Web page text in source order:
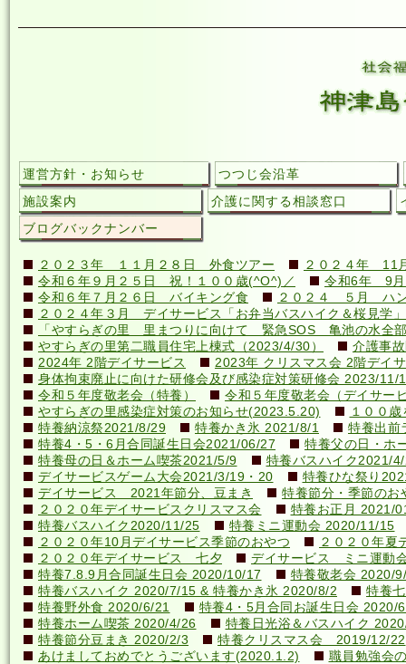
運営方針・お知らせ
つつじ会沿革
施設案内
介護に関する相談窓口
ブログバックナンバー
２０２３年 １１月２８日 外食ツアー
２０２４年 11
令和６年９月２５日 祝！１００歳(^O^)／
令和6年 9
令和６年７月２６日 バイキング食
２０２４ ５月 ハ
２０２４年３月 デイサービス「お弁当バスハイク＆桜見学」
「やすらぎの里 里まつりに向けて 緊急SOS 亀池の水全
やすらぎの里第二職員住宅上棟式（2023/4/30）
介護事
2024年 2階デイサービス
2023年 クリスマス会 2階デイ
身体拘束廃止に向けた研修会及び感染症対策研修会 2023/11/
令和５年度敬老会（特養）
令和５年度敬老会（デイサー
やすらぎの里感染症対策のお知らせ(2023.5.20)
１００
特養納涼祭2021/8/29
特養かき氷 2021/8/1
特養出前
特養4・5・6月合同誕生日会2021/06/27
特養父の日・ホ
特養母の日＆ホーム喫茶2021/5/9
特養バスハイク2021/
デイサービスゲーム大会2021/3/19・20
特養ひな祭り
デイサービス 2021年節分、豆まき
特養節分・季節の
２０２０年デイサービスクリスマス会
特養お正月 2021/
特養バスハイク2020/11/25
特養ミニ運動会 2020/11/15
２０２０年10月デイサービス季節のおやつ
２０２０年夏
２０２０年デイサービス 七夕
デイサービス ミニ運動
特養7.8.9月合同誕生日会 2020/10/17
特養敬老会 2020/
特養バスハイク 2020/7/15 & 特養かき氷 2020/8/2
特養
特養野外食 2020/6/21
特養4・5月合同お誕生日会 2020/
特養ホーム喫茶 2020/4/26
特養日光浴＆バスハイク
特養節分豆まき 2020/2/3
特養クリスマス会 2019/12/22
あけましておめでとうございます(2020.1.2)
職員勉強会